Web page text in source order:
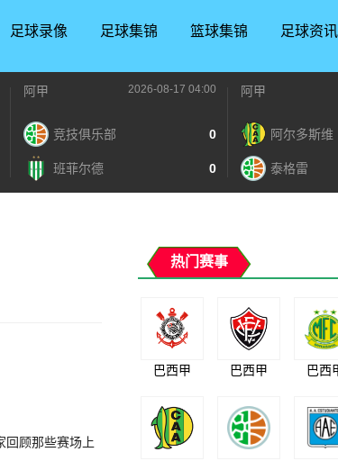
足球录像 足球集锦 篮球集锦 足球资讯
阿甲 2026-08-17 04:00
竞技俱乐部 0
班菲尔德 0
阿甲
阿尔多斯维
泰格雷
回顾那些赛场上
热门赛事
巴西甲 巴西甲 巴西